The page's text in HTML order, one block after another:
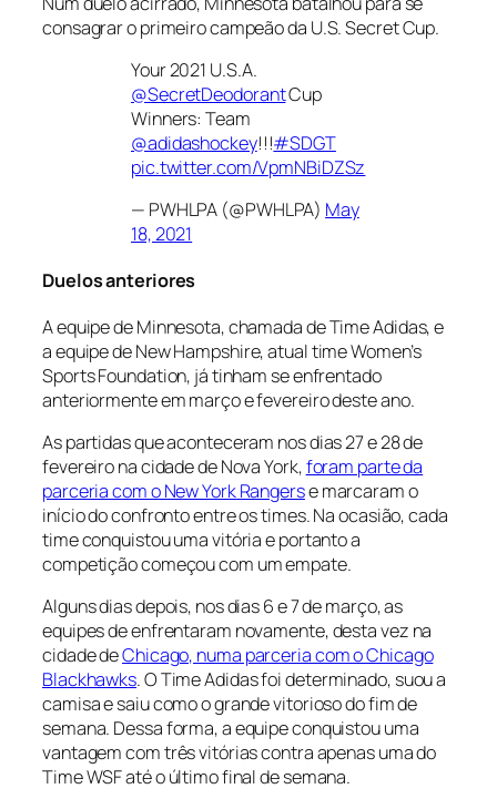
consagrar o primeiro campeão da U.S. Secret Cup.
Your 2021 U.S.A.
@SecretDeodorantCup
Winners: Team
@adidashockey!!!#SDGT
pic.twitter.com/VpmNBiDZSz
— PWHLPA (@PWHLPA) May
18, 2021
Duelos anteriores
A equipe de Minnesota, chamada de Time Adidas, e
a equipe de New Hampshire, atual time Women’s
Sports Foundation, já tinham se enfrentado
anteriormente em março e fevereiro deste ano.
As partidas que aconteceram nos dias 27 e 28 de
fevereiro na cidade de Nova York,foram parte da
parceria com o New York Rangerse marcaram o
início do confronto entre os times. Na ocasião, cada
time conquistou uma vitória e portanto a
competição começou com um empate.
Alguns dias depois, nos dias 6 e 7 de março, as
equipes de enfrentaram novamente, desta vez na
cidade deChicago, numa parceria com o Chicago
Blackhawks. O Time Adidas foi determinado, suou a
camisa e saiu como o grande vitorioso do fim de
semana. Dessa forma, a equipe conquistou uma
vantagem com três vitórias contra apenas uma do
Time WSF até o último final de semana.